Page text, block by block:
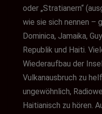
oder „Stratianern“
wie sie sich nennen –
Dominica, Jamaika,
Republik und Haiti.
Wiederaufbau der
Vulkanausbruch zu
ungewöhnlich,
Haitianisch zu hören.